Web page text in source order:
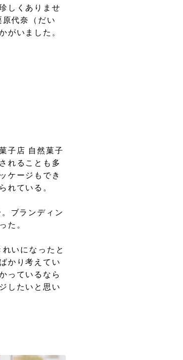
しくありませ
代奈（だい
がいました。
子店 自然菓子
れることも多
ケージもでき
れている。
ブランディン
た。
いになったと
かり考えてい
っているなら
したいと思い